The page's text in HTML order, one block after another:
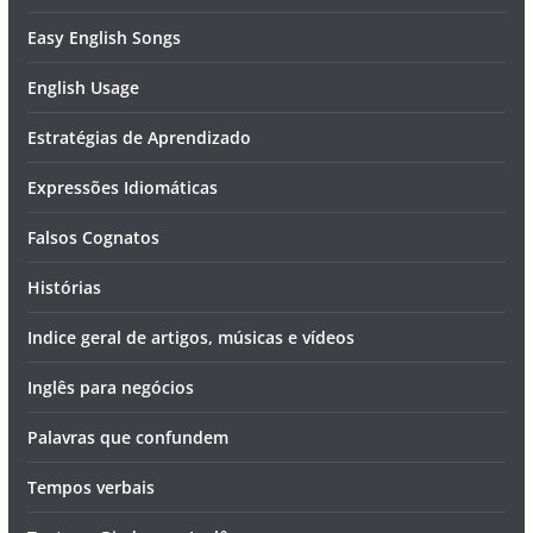
Easy English Songs
English Usage
Estratégias de Aprendizado
Expressões Idiomáticas
Falsos Cognatos
Histórias
Indice geral de artigos, músicas e vídeos
Inglês para negócios
Palavras que confundem
Tempos verbais